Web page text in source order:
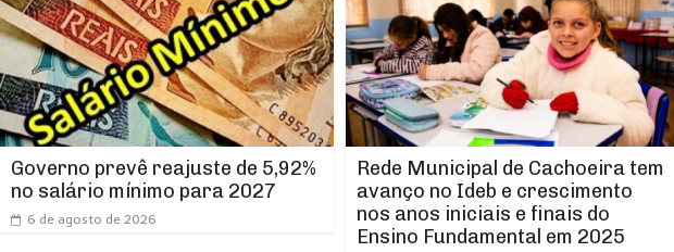
Governo prevê reajuste de 5,92%
no salário mínimo para 2027
6 de agosto de 2026
Rede Municipal de Cachoeira tem
avanço no Ideb e crescimento
nos anos iniciais e finais do
Ensino Fundamental em 2025